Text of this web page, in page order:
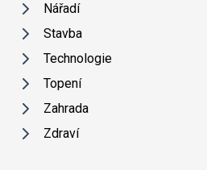
Nářadí
Stavba
Technologie
Topení
Zahrada
Zdraví